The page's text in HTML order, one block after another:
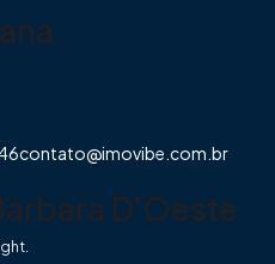
contato@imovibe.com.br
D'Oeste